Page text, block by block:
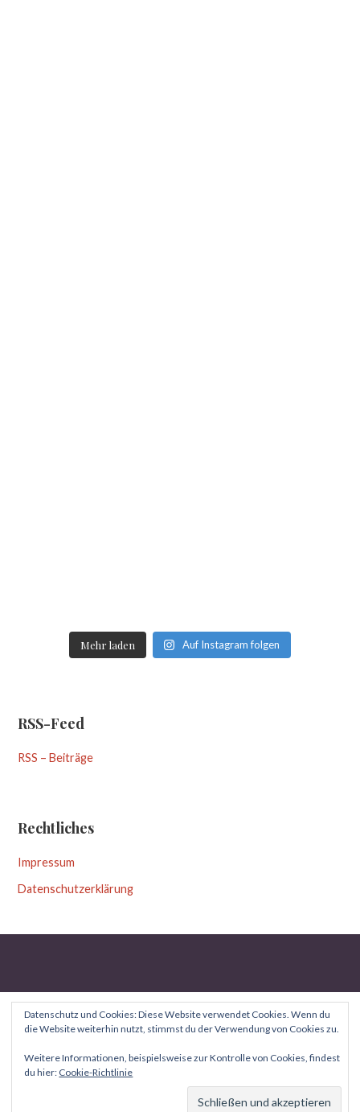
Mehr laden Auf Instagram folgen
RSS-Feed
RSS – Beiträge
Rechtliches
Impressum
Datenschutzerklärung
Datenschutz und Cookies: Diese Website verwendet Cookies. Wenn du
die Website weiterhin nutzt, stimmst du der Verwendung von Cookies zu.
Weitere Informationen, beispielsweise zur Kontrolle von Cookies, findest
du hier: Cookie-Richtlinie
Theme von